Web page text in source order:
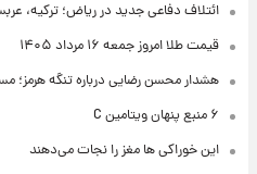
ائتلاف دفاعی جدید در ریاض؛ ترکیه،
قیمت طلا امروز جمعه ۱۶ مرداد ۱۴۰۵
هشدار محسن رضایی درباره تنگه هرمز؛
۶ منبع پنهان ویتامین C
این خوراکی ها مغز را نجات می‌دهند